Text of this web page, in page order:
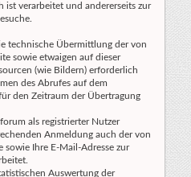
ist verarbeitet und andererseits zur
technische Übermittlung der von
sowie etwaigen auf dieser
(wie Bildern) erforderlich
des Abrufes auf dem
den Zeitraum der Übertragung
als registrierter Nutzer
Anmeldung auch der von
sowie Ihre E-Mail-Adresse zur
Auswertung der